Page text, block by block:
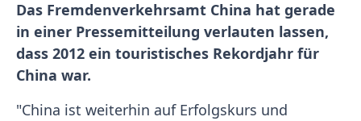
Das Fremdenverkehrsamt China hat gerade
in einer Pressemitteilung verlauten lassen,
dass 2012 ein touristisches Rekordjahr für
China war.
"China ist weiterhin auf Erfolgskurs und